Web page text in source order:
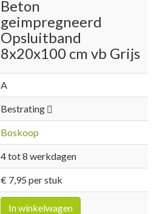
Beton
geimpregneerd
Opsluitband
8x20x100 cm vb Grijs
A
Bestrating
Boskoop
4 tot 8 werkdagen
€ 7,95 per stuk
In winkelwagen